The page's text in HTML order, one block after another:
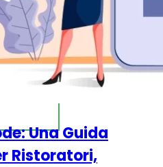
Una Guida
Ristoratori,